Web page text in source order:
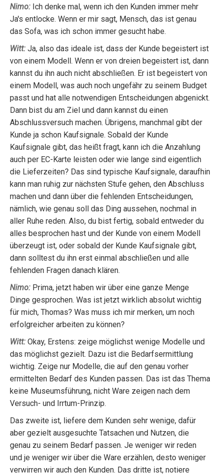
Nimo: Ich denke mal, wenn ich den Kunden immer mehr
Ja's entlocke. Wenn er mir sagt, Mensch, das ist genau
das Sofa, was ich schon immer gesucht habe.
Witt: Ja, also das ideale ist, dass der Kunde begeistert ist
von einem Modell. Wenn er von dreien begeistert ist, dann
kannst du ihn auch nicht abschließen. Er ist begeistert von
einem Modell, was auch noch ungefähr zu seinem Budget
passt und hat alle notwendigen Entscheidungen abgenickt.
Dann bist du am Ziel und dann kannst du einen
Abschlussversuch machen. Übrigens, manchmal gibt der
Kunde ja schon Kaufsignale. Sobald der Kunde
Kaufsignale gibt, das heißt fragt, kann ich die Anzahlung
auch per EC-Karte leisten oder wie lange sind eigentlich
die Lieferzeiten? Das sind typische Kaufsignale, daraufhin
kann man ruhig zur nächsten Stufe gehen, den Abschluss
machen und dann über die fehlenden Entscheidungen,
nämlich, wie genau soll das Ding aussehen, nochmal in
aller Ruhe reden. Also, du bist fertig, sobald entweder du
alles besprochen hast und der Kunde von einem Modell
überzeugt ist, oder sobald der Kunde Kaufsignale gibt,
dann solltest du ihn erst einmal abschließen und alle
fehlenden Fragen danach klären.
Nimo: Prima, jetzt haben wir über eine ganze Menge
Dinge gesprochen. Was ist jetzt wirklich absolut wichtig
für mich, Thomas? Was muss ich mir merken, um noch
erfolgreicher arbeiten zu können?
Witt: Okay, Erstens: zeige möglichst wenige Modelle und
das möglichst gezielt. Dazu ist die Bedarfsermittlung
wichtig. Zeige nur Modelle, die auf den genau vorher
ermittelten Bedarf des Kunden passen. Das ist das Thema
keine Museumsführung, nicht Ware zeigen nach dem
Versuch- und Irrtum-Prinzip.
Das zweite ist, liefere dem Kunden sehr wenige, dafür
aber gezielt ausgesuchte Tatsachen und Nutzen, die
genau zu seinem Bedarf passen. Je weniger wir reden
und je weniger wir über die Ware erzählen, desto weniger
verwirren wir auch den Kunden. Das dritte ist, notiere